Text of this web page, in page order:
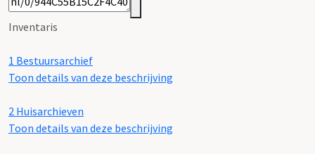
Inventaris
1 Bestuursarchief
Toon details van deze beschrijving
2 Huisarchieven
Toon details van deze beschrijving